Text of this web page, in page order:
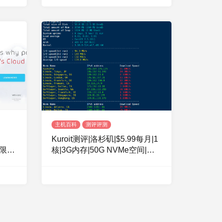
流
主机百科 测评评测
Kuroit测评|洛杉矶|$5.99每月|1
核|3G内存|50G NVMe空间|不